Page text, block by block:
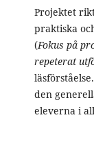
Projektet
praktiska
(Fokus på
repeterat
den
eleverna i